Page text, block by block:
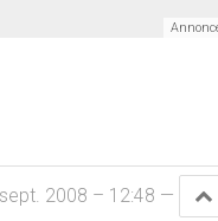
2008 – 12:48 —